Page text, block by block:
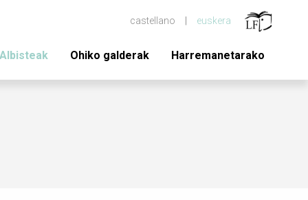
castellano euskera
Albisteak Ohiko galderak Harremanetarako